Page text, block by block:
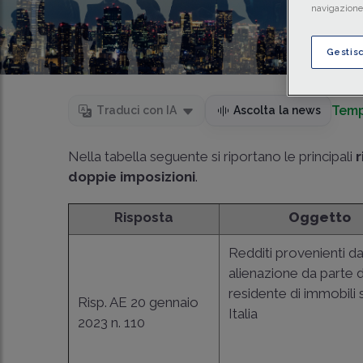
Traduci con IA Ascolta la news
Nella tabella seguente si riportano le principali
doppie imposizioni.
Risposta Oggetto
Risp. AE 20 gennaio
2023 n. 110
Redditi provenienti da
alienazione da parte
residente di immobili
Italia